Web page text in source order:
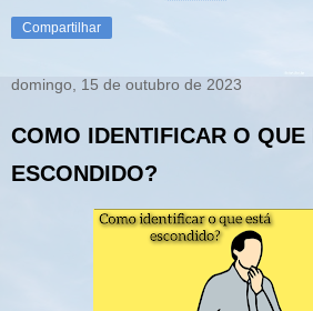
Compartilhar
domingo, 15 de outubro de 2023
COMO IDENTIFICAR O QUE
ESCONDIDO?